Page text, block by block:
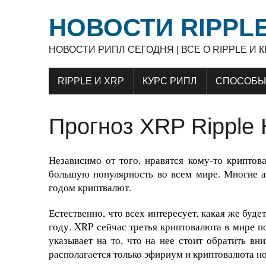
НОВОСТИ
НОВОСТИ РИПЛ СЕГОДНЯ | ВСЕ О RIPPLE
RIPPLE И XRP КУРС РИПЛ СПОСОБЫ
Прогноз XRP Ripple
Независимо от того, нравятся кому-то
большую популярность во всем мире. Многие
годом криптвалют.
Естественно, что всех интересует, какая же
году. XRP сейчас третья криптовалюта в мире
указывает на то, что на нее стоит обратить
располагается только эфириум и криптовалюта